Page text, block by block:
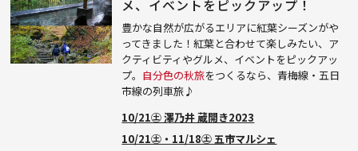
メ、イベントをピックアップ！
豊かな自然が広がるエリアに紅葉シーズンがや
ってきました！紅葉と合わせて楽しみたい、ア
クティビティやグルメ、イベントをピックアッ
プ。 自分色の秋旅をつくるなら、青梅線・五日
市線の列車旅♪
10/21㊏ 澤乃井 蔵開き2023
10/21㊏・11/18㊏ 五市マルシェ